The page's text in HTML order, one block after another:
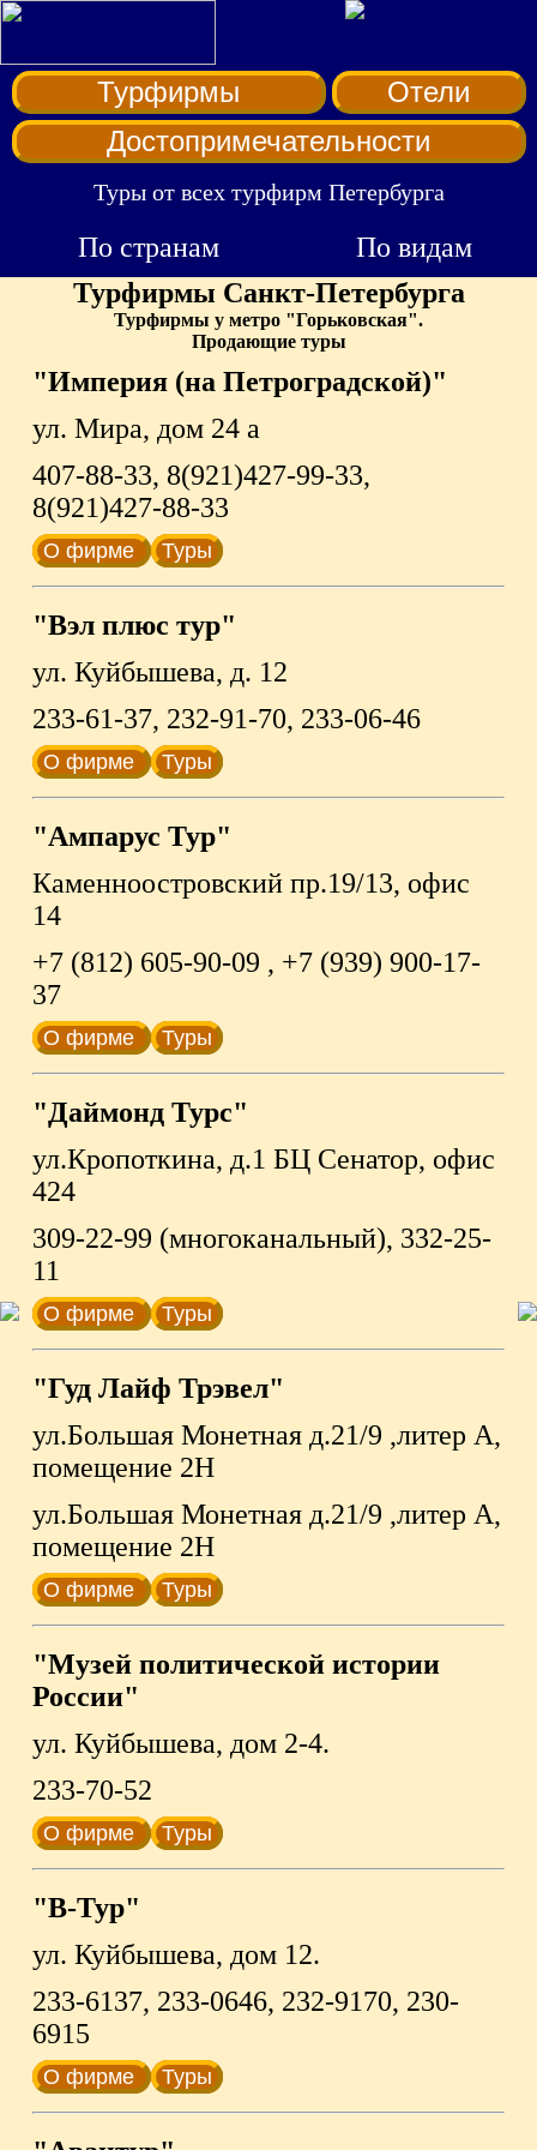
Турфирмы
Отели
Достопримечательности
Туры от всех турфирм Петербурга
По странам
По видам
Турфирмы Санкт-Петербурга
Турфирмы у метро "Горьковская".
Продающие туры
"Империя (на Петроградской)"
ул. Мира, дом 24 а
407-88-33, 8(921)427-99-33,
8(921)427-88-33
О фирме Туры
"Вэл плюс тур"
ул. Куйбышева, д. 12
233-61-37, 232-91-70, 233-06-46
О фирме Туры
"Ампарус Тур"
Каменноостровский пр.19/13, офис
14
+7 (812) 605-90-09 , +7 (939) 900-17-
37
О фирме Туры
"Даймонд Турс"
ул.Кропоткина, д.1 БЦ Сенатор, офис
424
309-22-99 (многоканальный), 332-25-
11
О фирме Туры
"Гуд Лайф Трэвел"
ул.Большая Монетная д.21/9 ,литер А,
помещение 2Н
ул.Большая Монетная д.21/9 ,литер А,
помещение 2Н
О фирме Туры
"Музей политической истории
России"
ул. Куйбышева, дом 2-4.
233-70-52
О фирме Туры
"В-Тур"
ул. Куйбышева, дом 12.
233-6137, 233-0646, 232-9170, 230-
6915
О фирме Туры